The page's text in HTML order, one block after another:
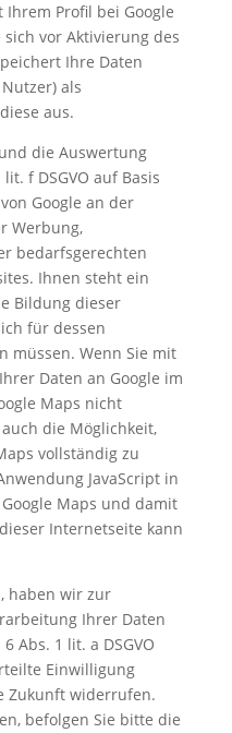
Profil bei Google
vor Aktivierung des
Ihre Daten
als
aus.
die Auswertung
f DSGVO auf Basis
Google an der
Werbung,
bedarfsgerechten
Ihnen steht ein
Bildung dieser
für dessen
müssen. Wenn Sie mit
Daten an Google im
Maps nicht
die Möglichkeit,
vollständig zu
JavaScript in
Maps und damit
Internetseite kann
haben wir zur
Ihrer Daten
Abs. 1 lit. a DSGVO
Einwilligung
Zukunft widerrufen.
befolgen Sie bitte die